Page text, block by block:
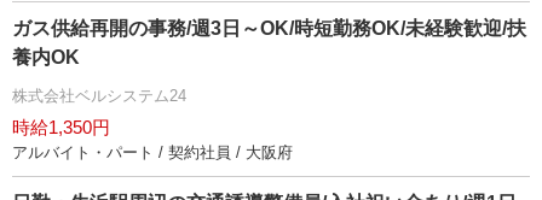
ガス供給再開の事務/週3日～OK/時短勤務OK/未経験歓迎/扶
養内OK
株式会社ベルシステム24
時給1,350円
アルバイト・パート / 契約社員 / 大阪府